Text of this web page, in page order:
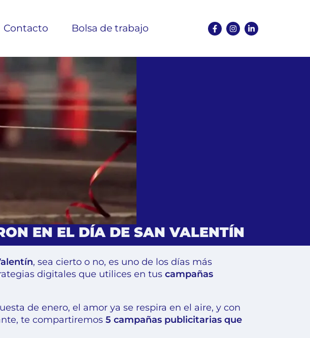
Contacto Bolsa de trabajo
EN EL DÍA DE SAN VALENTÍN
, sea cierto o no, es uno de los días más
digitales que utilices en tus campañas
de enero, el amor ya se respira en el aire, y con
te compartiremos 5 campañas publicitarias que